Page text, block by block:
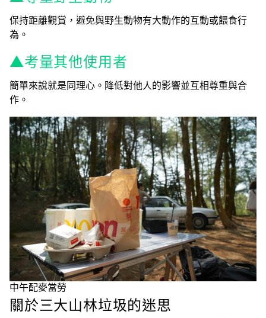
保持距離觀賞，避免與野生動物有大動作的互動或餵食行
為。
▲考量其他使用者
簡單來說就是同理心。降低對他人的影響並互相尊重與合
作。
中午配麥當勞
關於三大山林垃圾的迷思